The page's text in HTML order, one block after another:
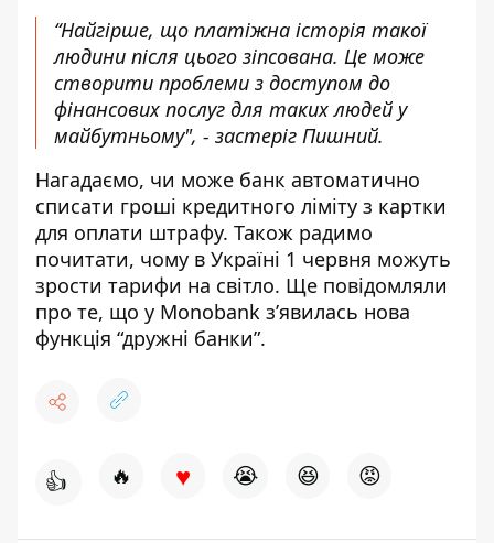
“Найгірше, що платіжна історія такої
людини після цього зіпсована. Це може
створити проблеми з доступом до
фінансових послуг для таких людей у
майбутньому", - застеріг Пишний.
Нагадаємо, чи може банк автоматично
списати гроші кредитного ліміту з картки
для оплати штрафу. Також радимо
почитати, чому в Україні 1 червня можуть
зрости тарифи на світло. Ще повідомляли
про те, що у Monobank з’явилась нова
функція “дружні банки”.
👍 🔥 ♥ 😭 😆 😡